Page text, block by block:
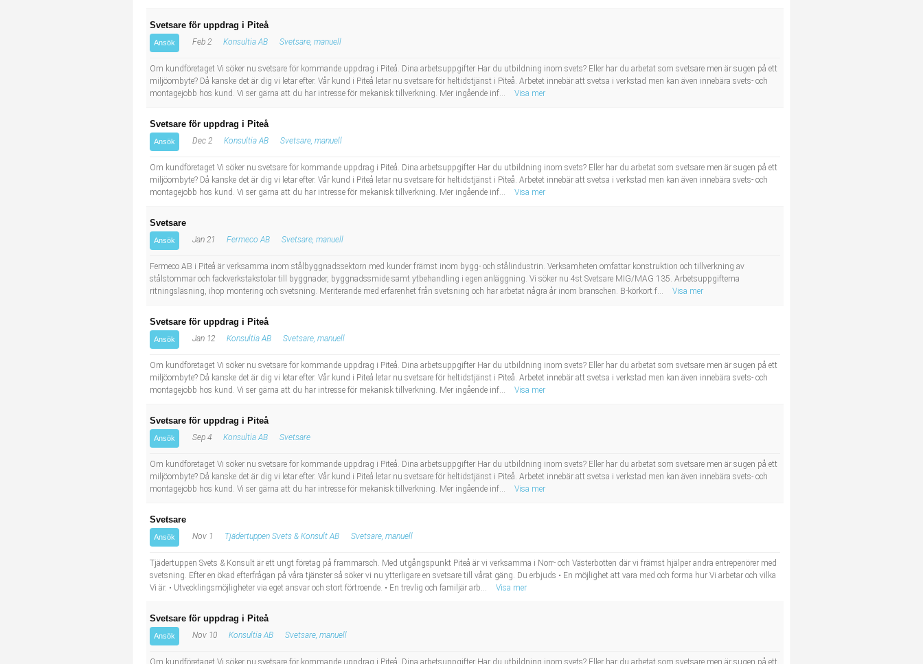
Svetsare för uppdrag i Piteå
Ansök Feb 2 Konsultia AB Svetsare, manuell
Om kundföretaget Vi söker nu svetsare för kommande uppdrag i Piteå. Dina arbetsuppgifter Har du utbildning inom svets? Eller har du arbetat som svetsare men är sugen på ett
miljöombyte? Då kanske det är dig vi letar efter. Vår kund i Piteå letar nu svetsare för heltidstjänst i Piteå. Arbetet innebär att svetsa i verkstad men kan även innebära svets- och
montagejobb hos kund. Vi ser gärna att du har intresse för mekanisk tillverkning. Mer ingående inf...
Visa mer
Svetsare för uppdrag i Piteå
Ansök Dec 2 Konsultia AB Svetsare, manuell
Om kundföretaget Vi söker nu svetsare för kommande uppdrag i Piteå. Dina arbetsuppgifter Har du utbildning inom svets? Eller har du arbetat som svetsare men är sugen på ett
miljöombyte? Då kanske det är dig vi letar efter. Vår kund i Piteå letar nu svetsare för heltidstjänst i Piteå. Arbetet innebär att svetsa i verkstad men kan även innebära svets- och
montagejobb hos kund. Vi ser gärna att du har intresse för mekanisk tillverkning. Mer ingående inf...
Visa mer
Svetsare
Ansök Jan 21 Fermeco AB Svetsare, manuell
Fermeco AB i Piteå är verksamma inom stålbyggnadssektorn med kunder främst inom bygg- och stålindustrin. Verksamheten omfattar konstruktion och tillverkning av
stålstommar och fackverkstakstolar till byggnader, byggnadssmide samt ytbehandling i egen anläggning. Vi söker nu 4st Svetsare MIG/MAG 135. Arbetsuppgifterna
ritningsläsning, ihop montering och svetsning. Meriterande med erfarenhet från svetsning och har arbetat några år inom branschen. B-körkort f...
Visa mer
Svetsare för uppdrag i Piteå
Ansök Jan 12 Konsultia AB Svetsare, manuell
Om kundföretaget Vi söker nu svetsare för kommande uppdrag i Piteå. Dina arbetsuppgifter Har du utbildning inom svets? Eller har du arbetat som svetsare men är sugen på ett
miljöombyte? Då kanske det är dig vi letar efter. Vår kund i Piteå letar nu svetsare för heltidstjänst i Piteå. Arbetet innebär att svetsa i verkstad men kan även innebära svets- och
montagejobb hos kund. Vi ser gärna att du har intresse för mekanisk tillverkning. Mer ingående inf...
Visa mer
Svetsare för uppdrag i Piteå
Ansök Sep 4 Konsultia AB Svetsare
Om kundföretaget Vi söker nu svetsare för kommande uppdrag i Piteå. Dina arbetsuppgifter Har du utbildning inom svets? Eller har du arbetat som svetsare men är sugen på ett
miljöombyte? Då kanske det är dig vi letar efter. Vår kund i Piteå letar nu svetsare för heltidstjänst i Piteå. Arbetet innebär att svetsa i verkstad men kan även innebära svets- och
montagejobb hos kund. Vi ser gärna att du har intresse för mekanisk tillverkning. Mer ingående inf...
Visa mer
Svetsare
Ansök Nov 1 Tjädertuppen Svets & Konsult AB Svetsare, manuell
Tjädertuppen Svets & Konsult är ett ungt företag på frammarsch. Med utgångspunkt Piteå är vi verksamma i Norr- och Västerbotten där vi främst hjälper andra entrepenörer med
svetsning. Efter en ökad efterfrågan på våra tjänster så söker vi nu ytterligare en svetsare till vårat gäng. Du erbjuds • En möjlighet att vara med och forma hur Vi arbetar och vilka
Vi är. • Utvecklingsmöjligheter via eget ansvar och stort förtroende. • En trevlig och familjär arb...
Visa mer
Svetsare för uppdrag i Piteå
Ansök Nov 10 Konsultia AB Svetsare, manuell
Om kundföretaget Vi söker nu svetsare för kommande uppdrag i Piteå. Dina arbetsuppgifter Har du utbildning inom svets? Eller har du arbetat som svetsare men är sugen på ett